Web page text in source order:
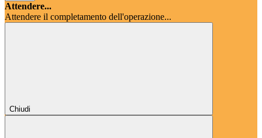
Attendere...
Attendere il completamento dell'operazione...
Chiudi